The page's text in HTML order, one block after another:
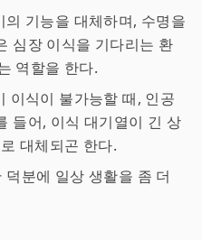
기능을 대체하며, 수명을
심장 이식을 기다리는 환
역할을 한다.
이식이 불가능할 때, 인공
들어, 이식 대기열이 긴 상
대체되곤 한다.
분에 일상 생활을 좀 더